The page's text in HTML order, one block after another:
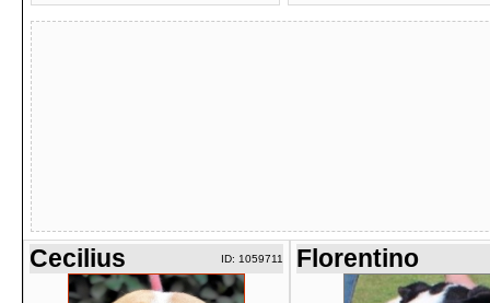
Cecilius ID: 1059711 Florentino